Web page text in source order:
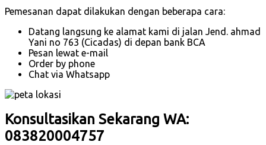
Pemesanan dapat dilakukan dengan beberapa cara:
Datang langsung ke alamat kami di jalan Jend. ahmad
Yani no 763 (Cicadas) di depan bank BCA
Pesan lewat e-mail
Order by phone
Chat via Whatsapp
Konsultasikan Sekarang WA:
083820004757